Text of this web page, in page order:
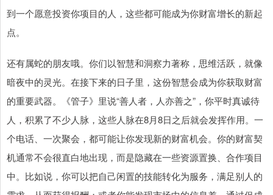
到一个愿意投资你项目的人，这些都可能成为你财富增长的新起
点。
还有属蛇的朋友哦。你们以智慧和洞察力著称，思维活跃，就像
暗夜中的灵光。在接下来的日子里，这份智慧会成为你获取财富
的重要武器。《管子》里说“善人者，人亦善之”，你平时真诚待
人，积累了不少人脉，这些人脉在8月8日之后就会发挥作用。一
个电话、一次聚会，都可能让你发现新的财富机会。你的财富契
机通常不会很直白地出现，而是隐藏在一些资源置换、合作项目
中。比如说，你可以把自己闲置的技能转化为服务，满足别人的